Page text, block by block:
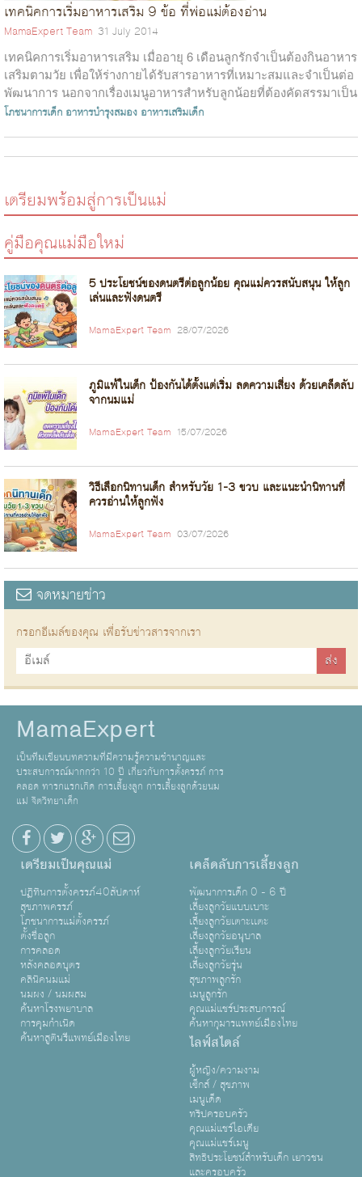
เทคนิคการเริ่มอาหารเสริม 9 ข้อ ที่พ่อแม่ต้องอ่าน
MamaExpert Team 31 July 2014
เทคนิคการเริ่มอาหารเสริม เมื่ออายุ 6 เดือนลูกรักจำเป็นต้องกินอาหาร
เสริมตามวัย เพื่อให้ร่างกายได้รับสารอาหารที่เหมาะสมและจำเป็นต่อ
พัฒนาการ นอกจากเรื่องเมนูอาหารสำหรับลูกน้อยที่ต้องคัดสรรมาเป็น
อย่างด...
โภชนาการเด็ก อาหารบำรุงสมอง อาหารเสริมเด็ก
เตรียมพร้อมสู่การเป็นแม่
คู่มือคุณแม่มือใหม่
5 ประโยชน์ของดนตรีต่อลูกน้อย คุณแม่ควรสนับสนุน ให้ลูก
เล่นและฟังดนตรี
MamaExpert Team 28/07/2026
ภูมิแพ้ในเด็ก ป้องกันได้ตั้งแต่เริ่ม ลดความเสี่ยง ด้วยเคล็ดลับ
จากนมแม่
MamaExpert Team 15/07/2026
วิธีเลือกนิทานเด็ก สำหรับวัย 1-3 ขวบ และแนะนำนิทานที่
ควรอ่านให้ลูกฟัง
MamaExpert Team 03/07/2026
จดหมายข่าว
กรอกอีเมล์ของคุณ เพื่อรับข่าวสารจากเรา
MamaExpert
เป็นทีมเขียนบทความที่มีความรู้ความชำนาญและ
ประสบการณ์มากกว่า 10 ปี เกี่ยวกับการตั้งครรภ์ การ
คลอด ทารกแรกเกิด การเลี้ยงลูก การเลี้ยงลูกด้วยนม
แม่ จิตวิทยาเด็ก
เตรียมเป็นคุณแม่
ปฏิทินการตั้งครรภ์40สัปดาห์
สุขภาพครรภ์
โภชนาการแม่ตั้งครรภ์
ตั้งชื่อลูก
การคลอด
หลังคลอดบุตร
คลินิคนมแม่
นมผง / นมผสม
ค้นหาโรงพยาบาล
การคุมกำเนิด
ค้นหาสูตินรีแพทย์เมืองไทย
เคล็ดลับการเลี้ยงลูก
พัฒนาการเด็ก 0 - 6 ปี
เลี้ยงลูกวัยแบบเบาะ
เลี้ยงลูกวัยเตาะเเตะ
เลี้ยงลูกวัยอนุบาล
เลี้ยงลูกวัยเรียน
เลี้ยงลูกวัยรุ่น
สุขภาพลูกรัก
เมนูลูกรัก
คุณแม่แชร์ประสบการณ์
ค้นหากุมารแพทย์เมืองไทย
ไลฟ์สไตล์
ผู้หญิง/ความงาม
เซ็กส์ / สุขภาพ
เมนูเด็ด
ทริปครอบครัว
คุณแม่แชร์ไอเดีย
คุณแม่แชร์เมนู
สิทธิประโยชน์สำหรับเด็ก เยาวชน
และครอบครัว